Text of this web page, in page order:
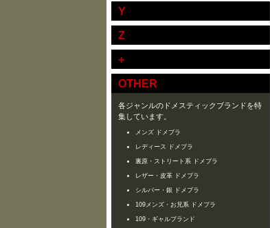
Y
Z
+
OTHER
各ジャンルのドメスティックブランドを特
集しています。
メンズ ドメブラ
レディース ドメブラ
裏原・ストリート系 ドメブラ
レザー・皮革 ドメブラ
シルバー・銀 ドメブラ
109メンズ・お兄系 ドメブラ
109・ギャルブランド